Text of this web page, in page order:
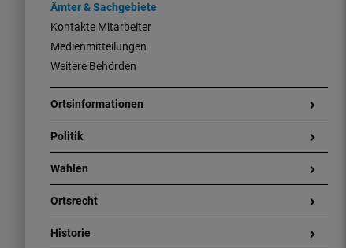
Ämter & Sachgebiete
Kontakte Mitarbeiter
Medienmitteilungen
Weitere Behörden
Ortsinformationen
Politik
Wahlen
Ortsrecht
Historie